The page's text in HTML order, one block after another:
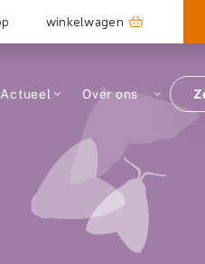
winkelwagen
Actueel Over ons